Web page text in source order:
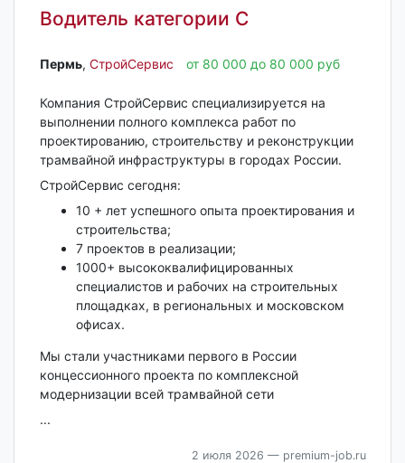
Водитель категории С
Пермь‎, СтройСервис от 80 000 до 80 000 руб
Компания СтройСервис специализируется на
выполнении полного комплекса работ по
проектированию, строительству и реконструкции
трамвайной инфраструктуры в городах России.
СтройСервис сегодня:
10 + лет успешного опыта проектирования и
строительства;
7 проектов в реализации;
1000+ высококвалифицированных
специалистов и рабочих на строительных
площадках, в региональных и московском
офисах.
Мы стали участниками первого в России
концессионного проекта по комплексной
модернизации всей трамвайной сети
...
2 июля 2026 — premium-job.ru